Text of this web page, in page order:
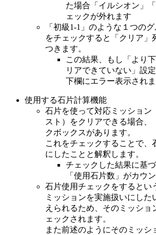
上級1-1 アノリアン討伐
上級1-2 コヨーテ討伐
上級1-3 エルニウム納品
上級1-4 地下遺跡アドベンチャ
上級1-5 フレイムヴァレーへの
上級1-6 MD呪いの剣士
上級1-7 MD地下排水路エキスパ
前提：楽園団登録
上級2-1 イグニゼム=セニア(一
上級2-2 ヘラクレススカラバ討伐
前提：異世界
前提：知恵の王の指輪
前提：エルディカスティス
前提：猫耳と尻尾の男
上級2-3 ブワヤの影討伐
上級2-4 マンドラゴラの鉢植え
上級2-5 七王家とユミルの心臓
上級2-6 MDビオスの島
た場合「イルシオン」
ェックが外れます
「初級1-1」のような１つの
をチェックすると「クリア」
つきます。
この結果、もし「より
リアできていない」設
下欄にエラー表示されま
使用する石片計算機能
石片を使って対応ミッション
スト）をクリアできる場合、
クボックスがあります。
これをチェックすることで、
にしたことと解釈します。
チェックした結果に基
「使用石片数」がカウ
石片使用チェックをするとい
ミッションを実施扱いにした
えられるため、そのミッショ
ェックされます。
また前述のようにそのミッシ